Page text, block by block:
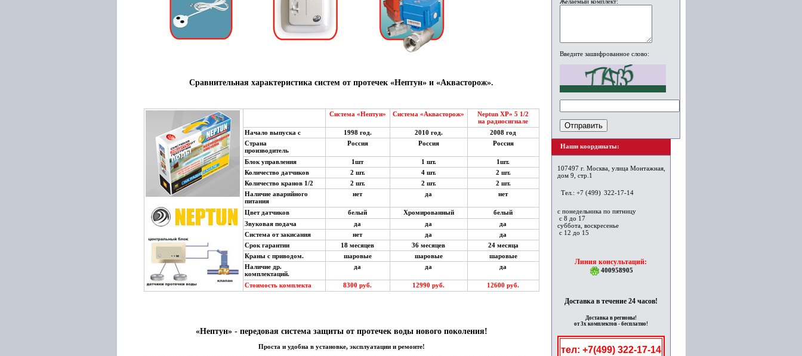
Сравнительная характеристика систем от протечек «Нептун» и «Аквасторож».
Система «Нептун» Система «Аквасторож»
Neptun XP» 5 1/2
на радиосигнале
Начало выпуска с
1998 год. 2010 год.
2008 год
Страна
производитель
Россия Россия Россия
Блок управления 1шт 1 шт.
1шт.
Количество датчиков
2 шт. 4 шт.
2 шт.
Количество кранов 1/2
2 шт. 2 шт.
2 шт.
Наличие аварийного
питания
нет да нет
Цвет датчиков белый Хромированный
белый
Звуковая подача
да да
да
Система от закисания
нет да
да
Срок гарантии
18 месяцев 36 месяцев
24 месяца
Краны с приводом.
шаровые шаровые
шаровые
Наличие др.
комплектаций.
да да да
Стоимость комплекта 8300 руб. 12990 руб. 12600 руб.
«Нептун» - передовая система защиты от протечек воды нового поколения!
Проста и удобна в установке, эксплуатации и ремонте!
Введите зашифрованное слово:
Наши координаты:
107497 г. Москва, улица Монтажная,
дом 9, стр.1
Тел.: +7 (499) 322-17-14
с понедельника по пятницу
с 8 до 17
суббота, воскресенье
с 12 до 15
Линия консультаций:
400958905
Доставка в течение 24 часов!
Доставка в регионы!
от 3х комплектов - бесплатно!
тел: +7(499) 322-17-14